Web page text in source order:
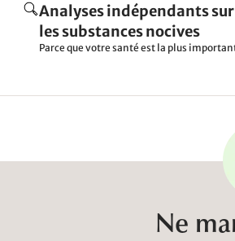
Analyses indépendants sur
les substances nocives
Parce que votre santé est la plus
Ne